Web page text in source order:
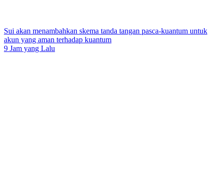
Sui akan menambahkan skema tanda tangan pasca-kuantum untuk
akun yang aman terhadap kuantum
9 Jam yang Lalu